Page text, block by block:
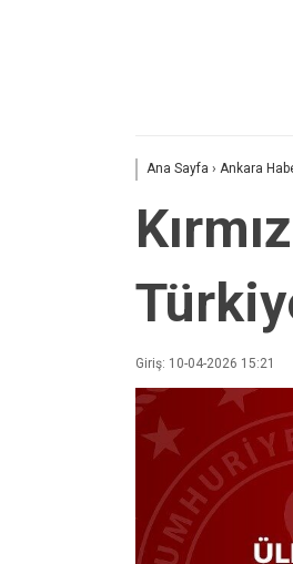
Ana Sayfa › Ankara
Giriş: 10-04-2026 15:21